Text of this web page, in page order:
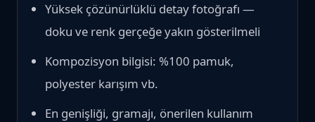
Yüksek çözünürlüklü detay fotoğrafı —
doku ve renk gerçeğe yakın gösterilmeli
Kompozisyon bilgisi: %100 pamuk,
polyester karışım vb.
En genişliği, gramajı, önerilen kullanım